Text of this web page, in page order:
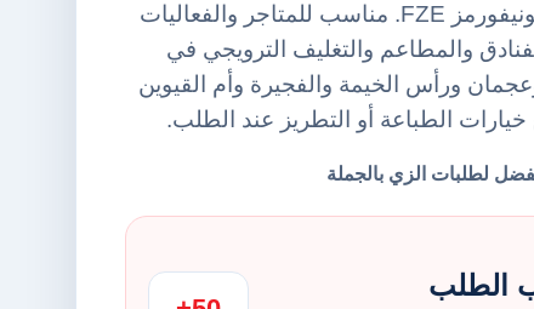
حقائب توت من أورينت يونيفورمز FZE. مناسب للمتاجر والفعاليات
والمطاعم والتغليف الترويجي في
ورأس الخيمة والفجيرة وأم القيوين
خيارات الطباعة أو التطريز عند الطلب.
الطلب